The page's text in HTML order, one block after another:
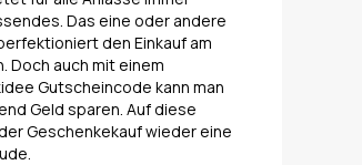
Das eine oder andere
den Einkauf am
Doch auch mit einem
Gutscheincode kann man
Geld sparen. Auf diese
Geschenkekauf wieder eine